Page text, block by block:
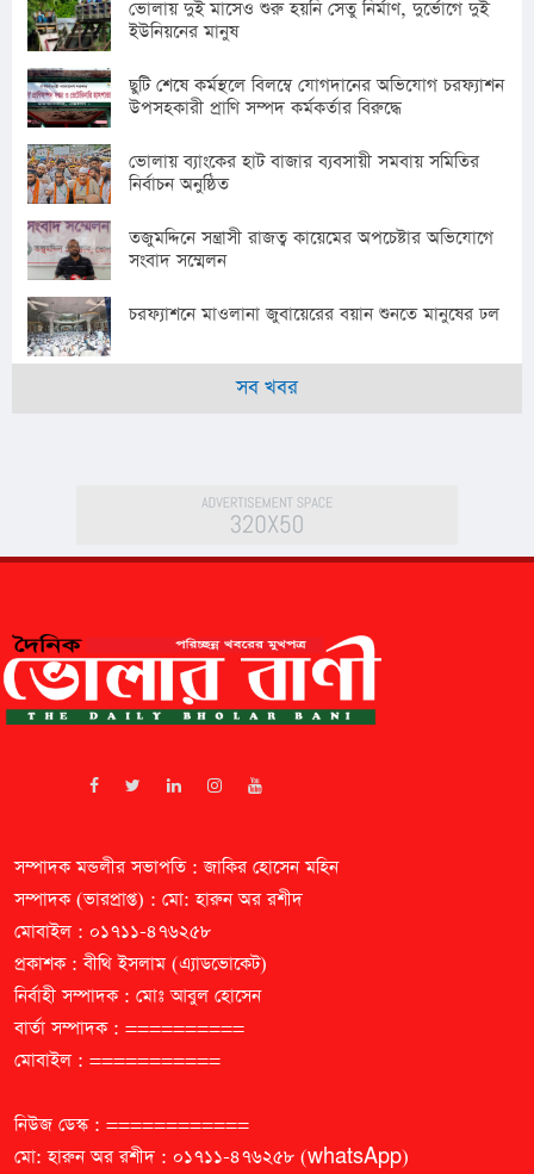
ভোলায় দুই মাসেও শুরু হয়নি সেতু নির্মাণ, দুর্ভোগে দুই
ইউনিয়নের মানুষ
ছুটি শেষে কর্মস্থলে বিলম্বে যোগদানের অভিযোগ চরফ্যাশন
উপসহকারী প্রাণি সম্পদ কর্মকর্তার বিরুদ্ধে
ভোলায় ব্যাংকের হাট বাজার ব্যবসায়ী সমবায় সমিতির
নির্বাচন অনুষ্ঠিত
তজুমদ্দিনে সন্ত্রাসী রাজত্ব কায়েমের অপচেষ্টার অভিযোগে
সংবাদ সম্মেলন
চরফ্যাশনে মাওলানা জুবায়েরের বয়ান শুনতে মানুষের ঢল
সব খবর
সম্পাদক মন্ডলীর সভাপতি : জাকির হোসেন মহিন
সম্পাদক (ভারপ্রাপ্ত) : মো: হারুন অর রশীদ
মোবাইল : ০১৭১১-৪৭৬২৫৮
প্রকাশক : বীথি ইসলাম (এ্যাডভোকেট)
নির্বাহী সম্পাদক : মোঃ আবুল হোসেন
বার্তা সম্পাদক : ==========
মোবাইল : ===========
নিউজ ডেস্ক : ============
মো: হারুন অর রশীদ : ০১৭১১-৪৭৬২৫৮ (whatsApp)